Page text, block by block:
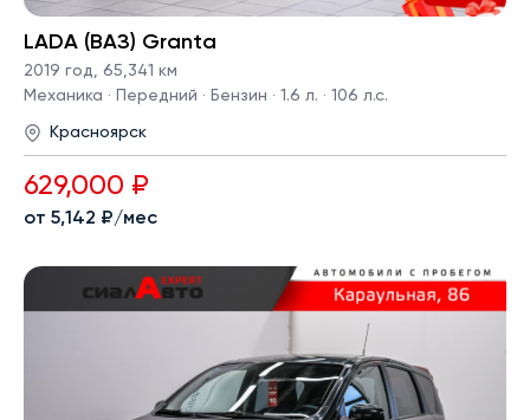
LADA (ВАЗ) Granta
2019 год, 65,341 км
Механика · Передний · Бензин · 1.6 л. · 106 л.с.
Красноярск
629,000 ₽
от 5,142 ₽/мес